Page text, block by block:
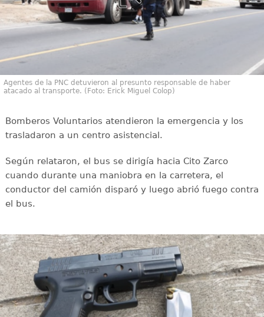
Agentes de la PNC detuvieron al presunto responsable de haber
atacado al transporte. (Foto: Erick Miguel Colop)
Bomberos Voluntarios atendieron la emergencia y los
trasladaron a un centro asistencial.
Según relataron, el bus se dirigía hacia Cito Zarco
cuando durante una maniobra en la carretera, el
conductor del camión disparó y luego abrió fuego contra
el bus.